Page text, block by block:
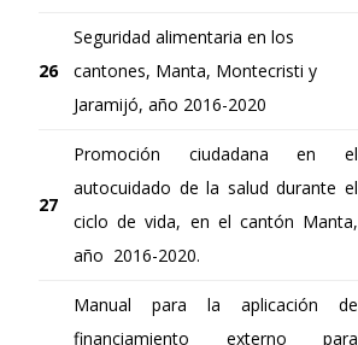
26
Seguridad alimentaria en los
cantones, Manta, Montecristi y
Jaramijó, año 2016-2020
27
Promoción ciudadana en el
autocuidado de la salud durante el
ciclo de vida, en el cantón Manta,
año 2016-2020.
Manual para la aplicación de
financiamiento externo para